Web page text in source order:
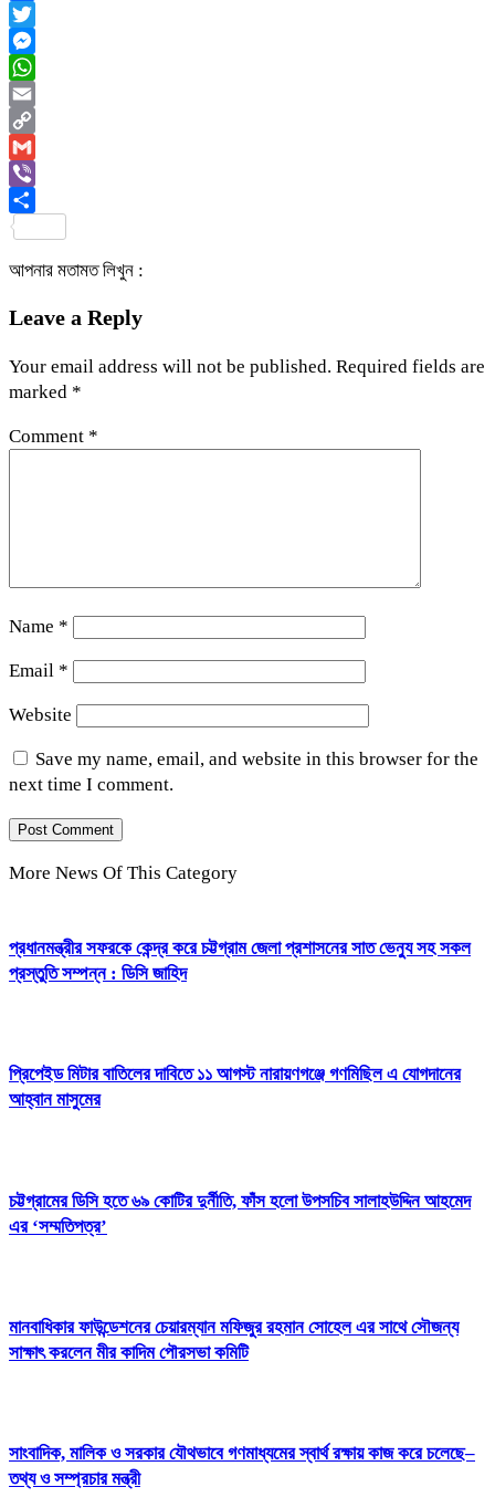
Facebook
Twitter
Messenger
WhatsApp
Email
Copy
Link
Gmail
Viber
আপনার মতামত লিখুন :
Leave a Reply
Your email address will not be published. Required fields are
marked *
Comment *
Name *
Email *
Website
Save my name, email, and website in this browser for the
next time I comment.
More News Of This Category
প্রধানমন্ত্রীর সফরকে কেন্দ্র করে চট্টগ্রাম জেলা প্রশাসনের সাত ভেন্যু সহ সকল
প্রস্তুতি সম্পন্ন : ডিসি জাহিদ
প্রিপেইড মিটার বাতিলের দাবিতে ১১ আগস্ট নারায়ণগঞ্জে গণমিছিল এ যোগদানের
আহ্বান মাসুমের
চট্টগ্রামের ডিসি হতে ৬৯ কোটির দুর্নীতি, ফাঁস হলো উপসচিব সালাহউদ্দিন আহমেদ
এর ‘সম্মতিপত্র’
মানবাধিকার ফাউন্ডেশনের চেয়ারম্যান মফিজুর রহমান সোহেল এর সাথে সৌজন্য
সাক্ষাৎ করলেন মীর কাদিম পৌরসভা কমিটি
সাংবাদিক, মালিক ও সরকার যৌথভাবে গণমাধ্যমের স্বার্থ রক্ষায় কাজ করে চলেছে–
তথ্য ও সম্প্রচার মন্ত্রী